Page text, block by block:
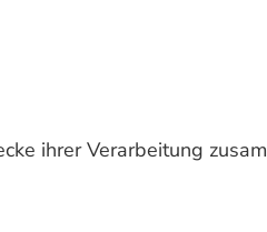
ihrer Verarbeitung